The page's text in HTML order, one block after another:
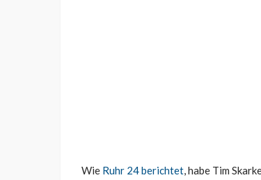
Wie Ruhr 24 berichtet, habe Tim